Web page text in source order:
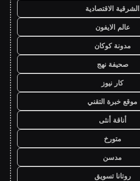
الشرقية الاقتصادية
عالم الايفون
مدونة كوكان
صحيفة نهج
كار نيوز
موقع خبرة التقني
أناقة أنثى
متورخ
مدسن
روتانا تسويق